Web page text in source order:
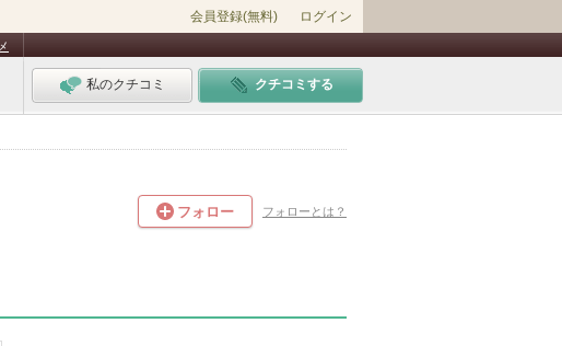
会員登録(無料) ログイン
私のクチコミ クチコミする
フォロー フォローとは？